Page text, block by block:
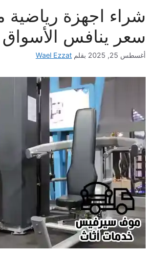
سعر ينافس الأسواق
أغسطس 25, 2025 بقلم Wael Ezzat